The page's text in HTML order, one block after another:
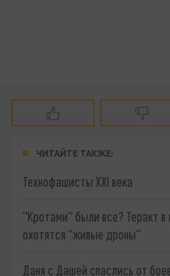
ЧИТАЙТЕ ТАКЖЕ:
Технофашисты XXI века
"Кротами" были все? Теракт в
охотятся "живые дроны"
Даня с Дашей спаслись от